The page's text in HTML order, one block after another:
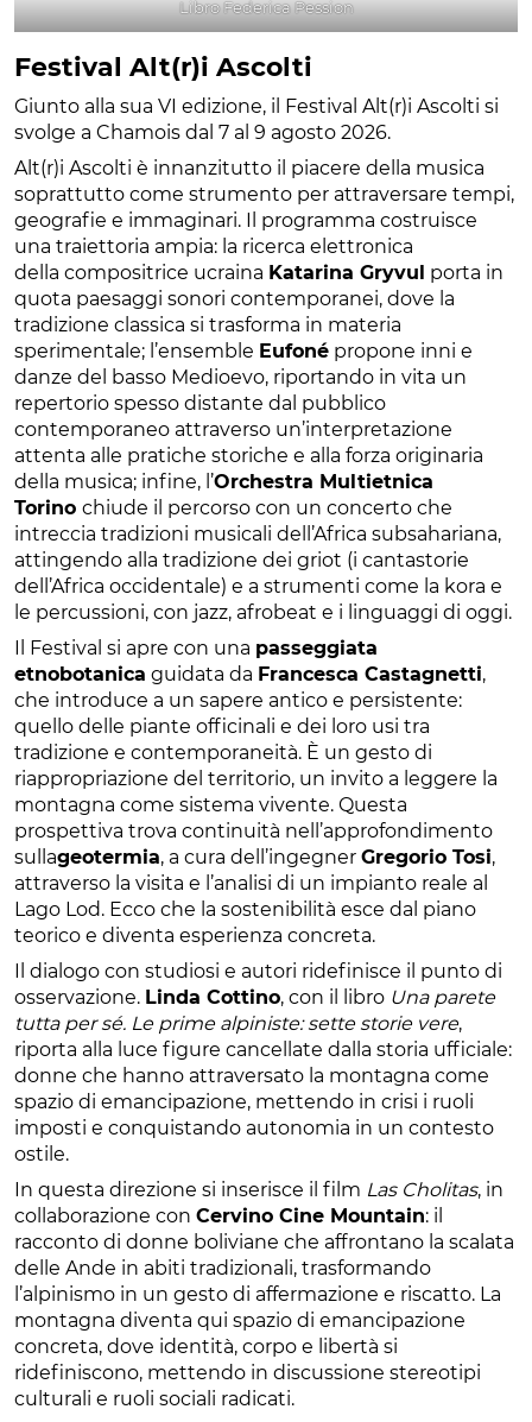
Libro Federica Pession
Festival Alt(r)i Ascolti
Giunto alla sua VI edizione, il Festival Alt(r)i Ascolti si
svolge a Chamois dal 7 al 9 agosto 2026.
Alt(r)i Ascolti è innanzitutto il piacere della musica
soprattutto come strumento per attraversare tempi,
geografie e immaginari. Il programma costruisce
una traiettoria ampia: la ricerca elettronica
della compositrice ucraina Katarina Gryvul porta in
quota paesaggi sonori contemporanei, dove la
tradizione classica si trasforma in materia
sperimentale; l’ensemble Eufoné propone inni e
danze del basso Medioevo, riportando in vita un
repertorio spesso distante dal pubblico
contemporaneo attraverso un’interpretazione
attenta alle pratiche storiche e alla forza originaria
della musica; infine, l’Orchestra Multietnica
Torino chiude il percorso con un concerto che
intreccia tradizioni musicali dell’Africa subsahariana,
attingendo alla tradizione dei griot (i cantastorie
dell’Africa occidentale) e a strumenti come la kora e
le percussioni, con jazz, afrobeat e i linguaggi di oggi.
Il Festival si apre con una passeggiata
etnobotanica guidata da Francesca Castagnetti,
che introduce a un sapere antico e persistente:
quello delle piante officinali e dei loro usi tra
tradizione e contemporaneità. È un gesto di
riappropriazione del territorio, un invito a leggere la
montagna come sistema vivente. Questa
prospettiva trova continuità nell’approfondimento
sullageotermia, a cura dell’ingegner Gregorio Tosi,
attraverso la visita e l’analisi di un impianto reale al
Lago Lod. Ecco che la sostenibilità esce dal piano
teorico e diventa esperienza concreta.
Il dialogo con studiosi e autori ridefinisce il punto di
osservazione. Linda Cottino, con il libro Una parete
tutta per sé. Le prime alpiniste: sette storie vere,
riporta alla luce figure cancellate dalla storia ufficiale:
donne che hanno attraversato la montagna come
spazio di emancipazione, mettendo in crisi i ruoli
imposti e conquistando autonomia in un contesto
ostile.
In questa direzione si inserisce il film Las Cholitas, in
collaborazione con Cervino Cine Mountain: il
racconto di donne boliviane che affrontano la scalata
delle Ande in abiti tradizionali, trasformando
l’alpinismo in un gesto di affermazione e riscatto. La
montagna diventa qui spazio di emancipazione
concreta, dove identità, corpo e libertà si
ridefiniscono, mettendo in discussione stereotipi
culturali e ruoli sociali radicati.